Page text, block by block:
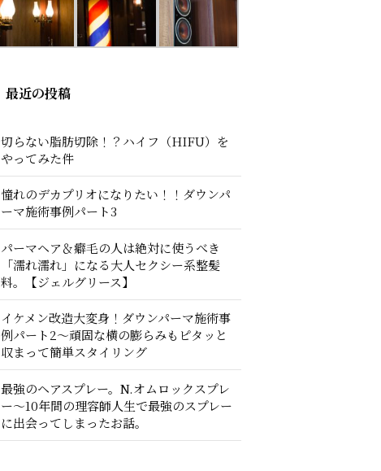
最近の投稿
切らない脂肪切除！？ハイフ（HIFU）を
やってみた件
憧れのデカプリオになりたい！！ダウンパ
ーマ施術事例パート3
パーマヘア＆癖毛の人は絶対に使うべき
「濡れ濡れ」になる大人セクシー系整髪
料。【ジェルグリース】
イケメン改造大変身！ダウンパーマ施術事
例パート2〜頑固な横の膨らみもピタッと
収まって簡単スタイリング
最強のヘアスプレー。N.オムロックスプレ
ー〜10年間の理容師人生で最強のスプレー
に出会ってしまったお話。